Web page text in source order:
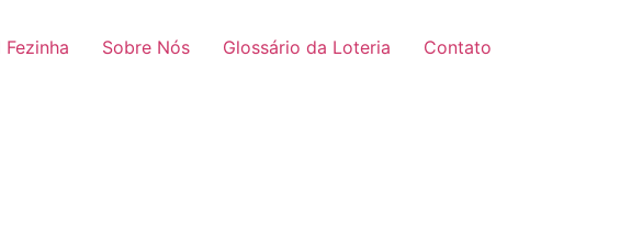
Fezinha Sobre Nós Glossário da Loteria Contato